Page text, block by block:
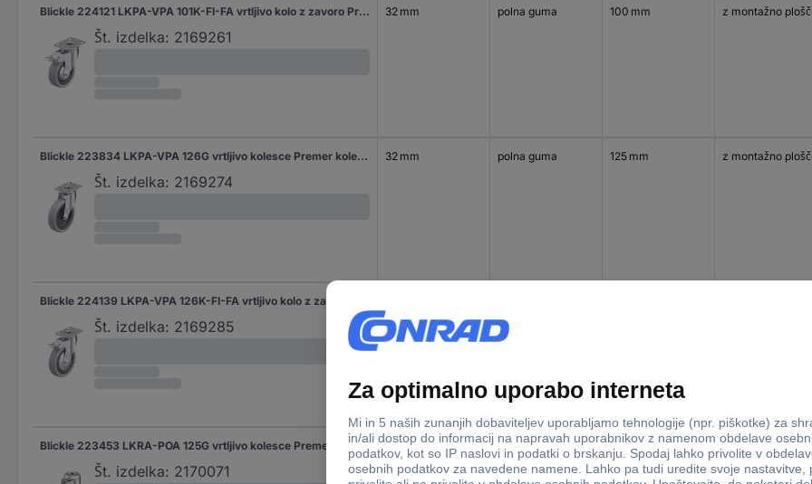
Blickle 224121 LKPA-VPA 101K-FI-FA vrtljivo kolo z zavoro Premer kolesa: 100 mm Nosilnost (maks.): 110 kg 1 kos
Št. izdelka: 2169261
32 mm polna guma 100 mm z montažno
Blickle 223834 LKPA-VPA 126G vrtljivo kolesce Premer kolesa: 125 mm Nosilnost (maks.): 120 kg 1 kos
Št. izdelka: 2169274
32 mm polna guma 125 mm z montažno
Št. izdelka: 2169285
Blickle 223453 LKRA-POA 125G vrtljivo kolesce Premer kolesa: 125 mm Nosilnost (maks.): 120 kg 1 kos
Št. izdelka: 2170071
32 mm poliamid 6 125 mm s povratno luknjo